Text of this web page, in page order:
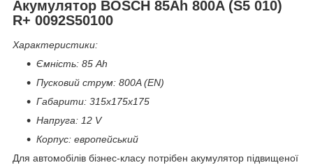
Акумулятор BOSCH 85Ah 800A (S5 010)
R+ 0092S50100
Характеристики:
Ємність: 85 Ah
Пусковий струм: 800A (EN)
Габарити: 315х175х175
Напруга: 12 V
Корпус: европейський
Для автомобілів бізнес-класу потрібен акумулятор підвищеної